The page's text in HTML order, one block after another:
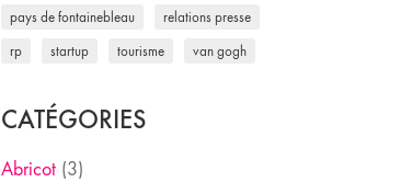
pays de fontainebleau relations presse
rp startup tourisme van gogh
CATÉGORIES
Abricot(3)